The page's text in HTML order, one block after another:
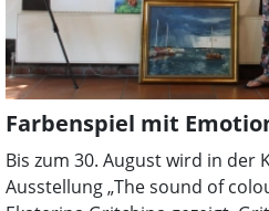
Farbenspiel mit
Bis zum 30. August wird in der
Ausstellung „The sound of